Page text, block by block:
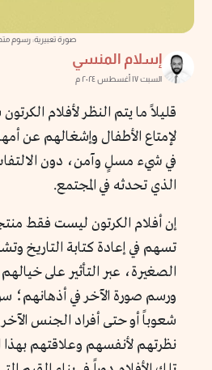
صورة تعبيرية: رسوم
إسلام المنسي
السبت ١٧ أغسطس ٢٠٢٤ م
قليلاً ما يتم النظر لأفلام
لإمتاع الأطفال وإشغالهم عن
في شيء مسلٍ وآمن، دون الالتفات
الذي تحدثه في المجتمع.
إن أفلام الكرتون ليست فقط
تسهم في إعادة كتابة التاريخ
الصغيرة، عبر التأثير على
ورسم صورة الآخر في أذهانهم؛
شعوباً أو حتى أفراد الجنس
نظرتهم لأنفسهم وعلاقتهم